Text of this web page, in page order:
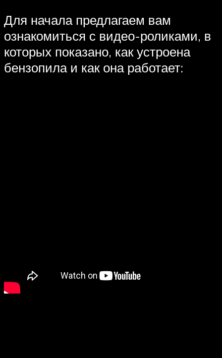
Для начала предлагаем вам
ознакомиться с видео-роликами, в
которых показано, как устроена
бензопила и как она работает: